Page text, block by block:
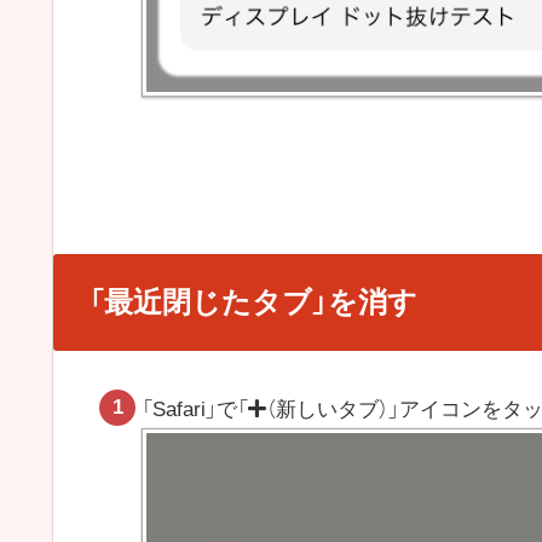
「最近閉じたタブ」を消す
「Safari」で「 （新しいタブ）」アイコンをタ